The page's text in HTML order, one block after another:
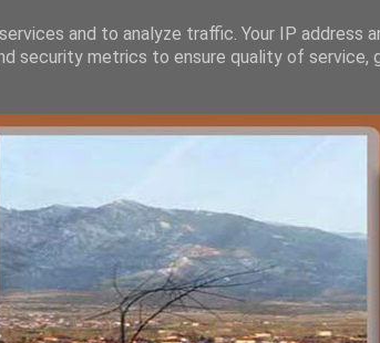
and to analyze traffic. Your IP address
security metrics to ensure quality of service,